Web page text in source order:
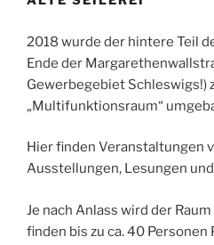
2018 wurde der hintere Teil
Ende der
Gewerbegebiet Schleswigs!)
„Multifunktionsraum“
Hier finden Veranstaltungen
Ausstellungen, Lesungen
Je nach Anlass wird der
finden bis zu ca. 40 Personen